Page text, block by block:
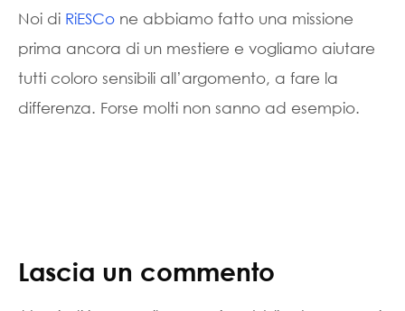
Noi di RiESCo ne abbiamo fatto una missione
prima ancora di un mestiere e vogliamo aiutare
tutti coloro sensibili all’argomento, a fare la
differenza. Forse molti non sanno ad esempio.
Lascia un commento